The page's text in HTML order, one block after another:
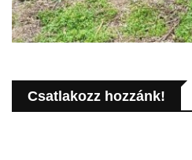
Csatlakozz hozzánk!